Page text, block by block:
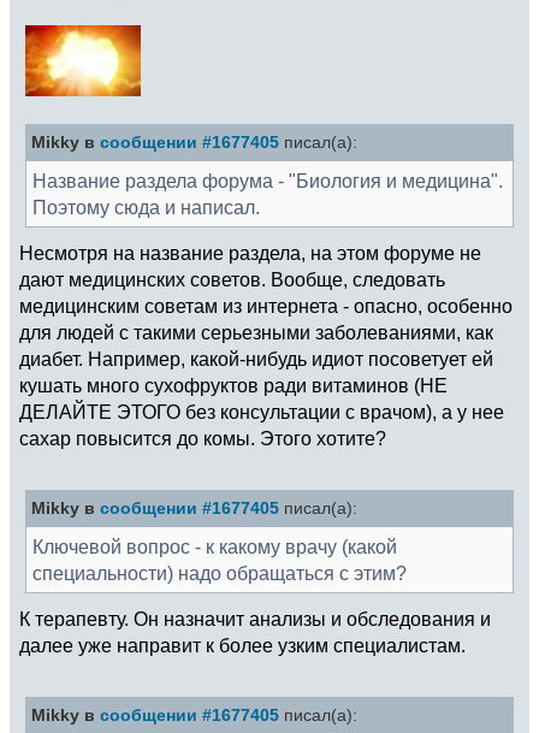
Mikky в сообщении #1677405 писал(а):
Название раздела форума - "Биология и медицина".
Поэтому сюда и написал.
Несмотря на название раздела, на этом форуме не
дают медицинских советов. Вообще, следовать
медицинским советам из интернета - опасно, особенно
для людей с такими серьезными заболеваниями, как
диабет. Например, какой-нибудь идиот посоветует ей
кушать много сухофруктов ради витаминов (НЕ
ДЕЛАЙТЕ ЭТОГО без консультации с врачом), а у нее
сахар повысится до комы. Этого хотите?
Mikky в сообщении #1677405 писал(а):
Ключевой вопрос - к какому врачу (какой
специальности) надо обращаться с этим?
К терапевту. Он назначит анализы и обследования и
далее уже направит к более узким специалистам.
Mikky в сообщении #1677405 писал(а):